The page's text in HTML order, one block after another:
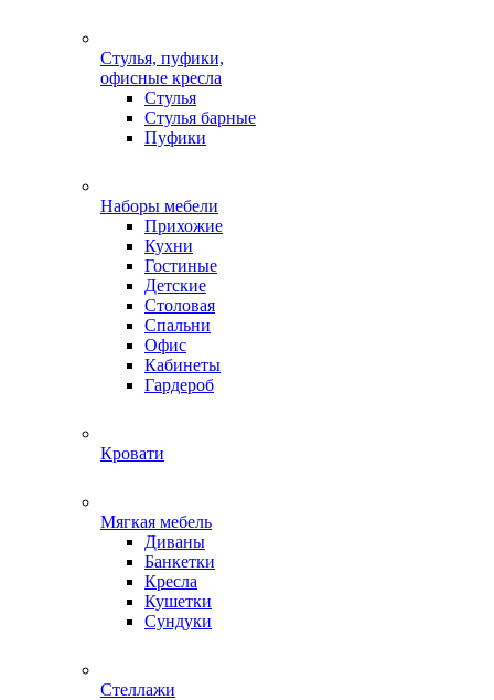
Стулья, пуфики,
офисные кресла
Стулья
Стулья барные
Пуфики
Наборы мебели
Прихожие
Кухни
Гостиные
Детские
Столовая
Спальни
Офис
Кабинеты
Гардероб
Кровати
Мягкая мебель
Диваны
Банкетки
Кресла
Кушетки
Сундуки
Стеллажи